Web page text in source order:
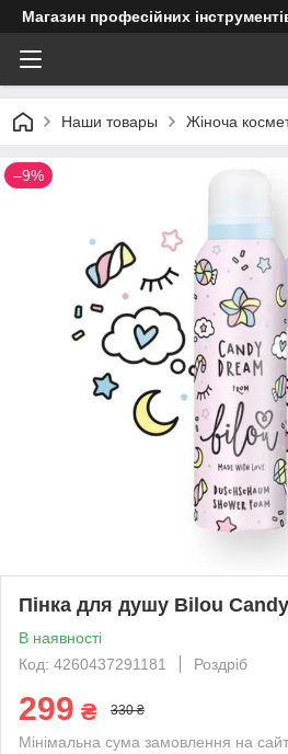
Магазин професійних
Наши товары Жіноча
–9%
Пінка для душу Bilou
В наявності
Код: 4260437291181
Роздріб
299 ₴ 330 ₴
Мінімальна сума замовлення на